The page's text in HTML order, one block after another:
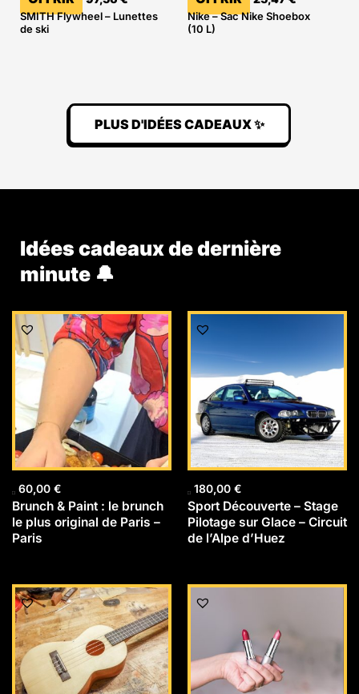
SMITH Flywheel – Lunettes
de ski
Nike – Sac Nike Shoebox
(10 L)
PLUS D'IDÉES CADEAUX ✨
Idées cadeaux de dernière
minute 🔔
60,00 €
Brunch & Paint : le brunch
le plus original de Paris –
Paris
180,00 €
Sport Découverte – Stage
Pilotage sur Glace – Circuit
de l’Alpe d’Huez